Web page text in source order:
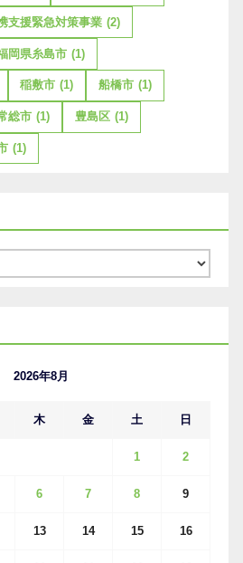
支援緊急対策事業 (2)
岡県糸島市 (1)
稲敷市 (1) 船橋市 (1)
総市 (1) 豊島区 (1)
(1)
2026年8月
木 金 土 日
1 2
6 7 8 9
13 14 15 16